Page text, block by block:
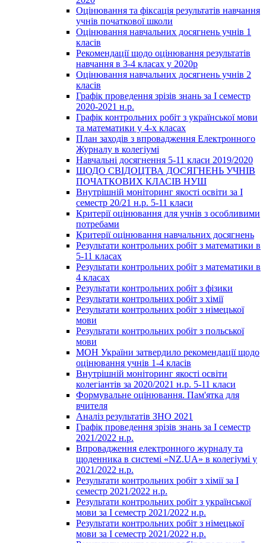
Оцінювання та фіксація результатів навчання
учнів початкової школи
Оцінювання навчальних досягнень учнів 1
класів
Рекомендації щодо оцінювання результатів
навчання в 3-4 класах у 2020р
Оцінювання навчальних досягнень учнів 2
класів
Графік проведення зрізів знань за І семестр
2020-2021 н.р.
Графік контрольних робіт з української мови
та математики у 4-х класах
План заходів з впровадження Електронного
Журналу в колегіумі
Навчальні досягнення 5-11 класи 2019/2020
ЩОДО СВІДОЦТВА ДОСЯГНЕНЬ УЧНІВ
ПОЧАТКОВИХ КЛАСІВ НУШ
Внутрішній моніторинг якості освіти за І
семестр 20/21 н.р. 5-11 класи
Критерії оцінювання для учнів з особливими
потребами
Критерії оцінювання навчальних досягнень
Результати контрольних робіт з математики в
5-11 класах
Результати контрольних робіт з математики в
4 класах
Результати контрольних робіт з фізики
Результати контрольних робіт з хімії
Результати контрольних робіт з німецької
мови
Результати контрольних робіт з польської
мови
МОН України затвердило рекомендації щодо
оцінювання учнів 1-4 класів
Внутрішній моніторинг якості освіти
колегіантів за 2020/2021 н.р. 5-11 класи
Формувальне оцінювання. Пам'ятка для
вчителя
Аналіз результатів ЗНО 2021
Графік проведення зрізів знань за І семестр
2021/2022 н.р.
Впровадження електронного журналу та
щоденника в системі «NZ.UA» в колегіумі у
2021/2022 н.р.
Результати контрольних робіт з хімії за І
семестр 2021/2022 н.р.
Результати контрольних робіт з української
мови за І семестр 2021/2022 н.р.
Результати контрольних робіт з німецької
мови за І семестр 2021/2022 н.р.